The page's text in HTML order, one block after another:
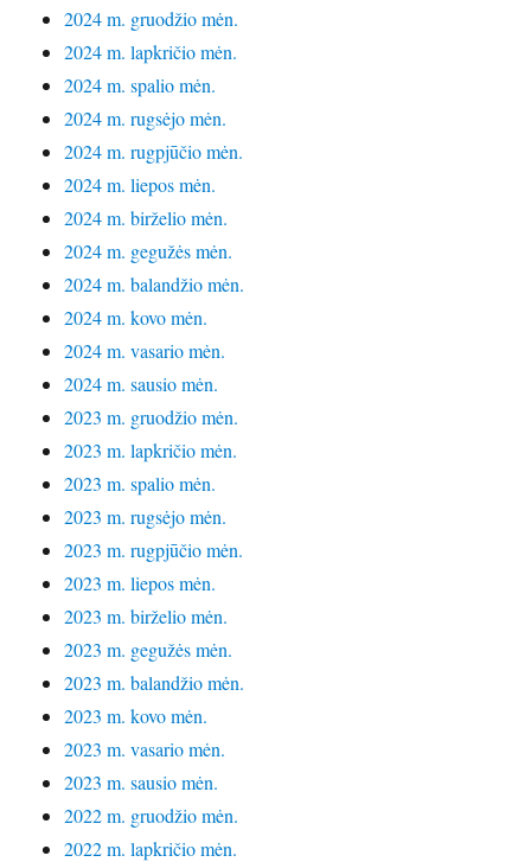
2024 m. gruodžio mėn.
2024 m. lapkričio mėn.
2024 m. spalio mėn.
2024 m. rugsėjo mėn.
2024 m. rugpjūčio mėn.
2024 m. liepos mėn.
2024 m. birželio mėn.
2024 m. gegužės mėn.
2024 m. balandžio mėn.
2024 m. kovo mėn.
2024 m. vasario mėn.
2024 m. sausio mėn.
2023 m. gruodžio mėn.
2023 m. lapkričio mėn.
2023 m. spalio mėn.
2023 m. rugsėjo mėn.
2023 m. rugpjūčio mėn.
2023 m. liepos mėn.
2023 m. birželio mėn.
2023 m. gegužės mėn.
2023 m. balandžio mėn.
2023 m. kovo mėn.
2023 m. vasario mėn.
2023 m. sausio mėn.
2022 m. gruodžio mėn.
2022 m. lapkričio mėn.